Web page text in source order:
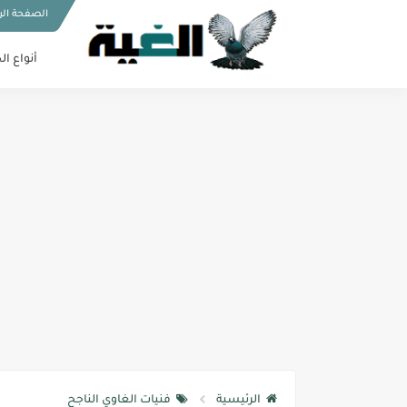
الصفحة
أنواع
الرئيسية فنيات الغاوي الناجح